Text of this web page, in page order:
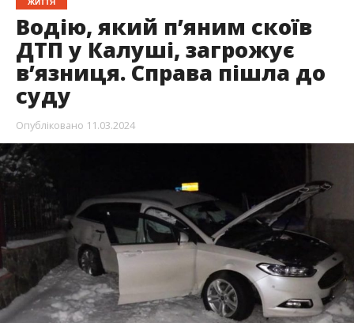
ЖИТТЯ
Водію, який п’яним скоїв
ДТП у Калуші, загрожує
в’язниця. Справа пішла до
суду
Опубліковано 11.03.2024